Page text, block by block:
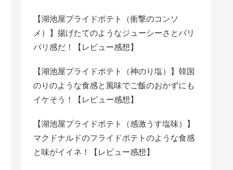
【湖池屋プライドポテト（衝撃のコンソ
メ）】揚げたてのようなジューシーさとパリ
パリ感だ！【レビュー感想】
【湖池屋プライドポテト（神のり塩）】韓国
のりのような食感と風味でご飯のおかずにも
イケそう！【レビュー感想】
【湖池屋プライドポテト（感激うす塩味）】
マクドナルドのフライドポテトのような食感
と味がイイネ！【レビュー感想】